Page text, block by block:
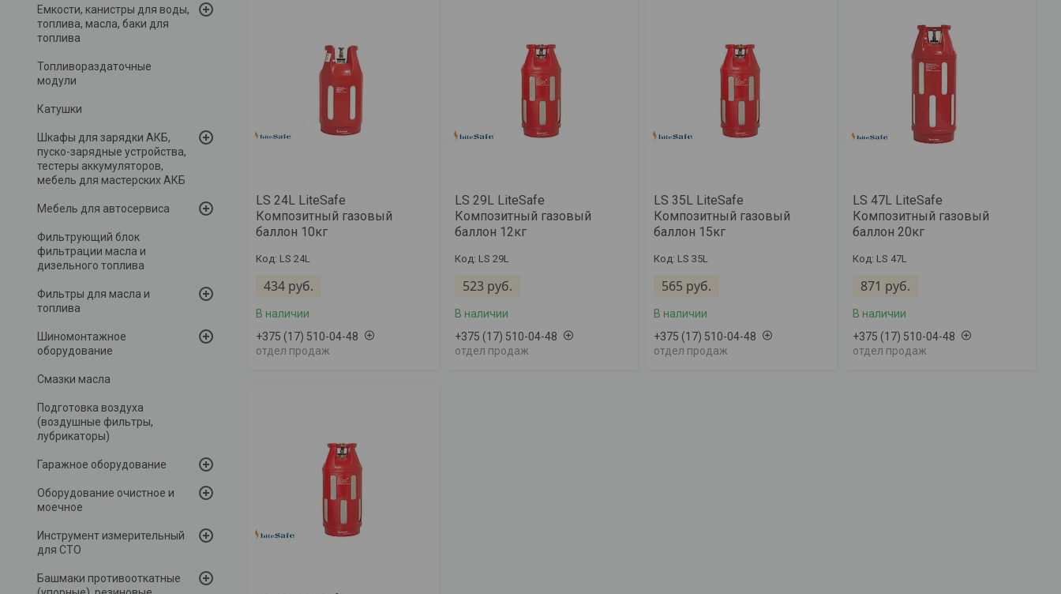
Емкости, канистры для воды,
топлива, масла, баки для
топлива
Топливораздаточные
модули
Катушки
Шкафы для зарядки АКБ,
пуско-зарядные устройства,
тестеры аккумуляторов,
мебель для мастерских АКБ
Мебель для автосервиса
Фильтрующий блок
фильтрации масла и
дизельного топлива
Фильтры для масла и
топлива
Шиномонтажное
оборудование
Смазки масла
Подготовка воздуха
(воздушные фильтры,
лубрикаторы)
Гаражное оборудование
Оборудование очистное и
моечное
Инструмент измерительный
для СТО
Башмаки противооткатные
LS 24L LiteSafe
Композитный газовый
баллон 10кг
LS 24L
434 руб.
В наличии
+375 (17) 510-04-48
отдел продаж
LS 29L LiteSafe
Композитный газовый
баллон 12кг
LS 29L
523 руб.
В наличии
+375 (17) 510-04-48
отдел продаж
LS 35L LiteSafe
Композитный газовый
баллон 15кг
LS 35L
565 руб.
В наличии
+375 (17) 510-04-48
отдел продаж
LS 47L LiteSafe
Композитный газовый
баллон 20кг
LS 47L
871 руб.
В наличии
+375 (17) 510-04-48
отдел продаж